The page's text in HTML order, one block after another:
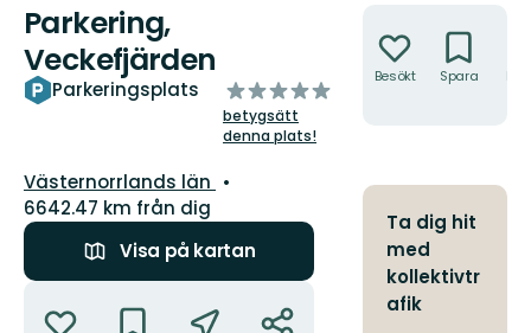
Parkering,
Veckefjärden
Parkeringsplats
av
5
stjärnor
betygsätt
denna plats!
Län:
Västernorrlands län
6642.47 km från dig
Visa på kartan
Besökt Spara
Ta dig hit
med
kollektivtr
afik